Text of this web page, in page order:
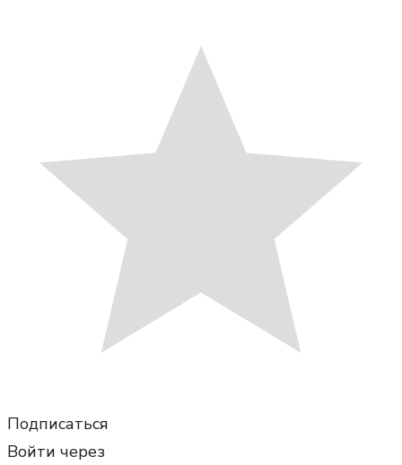
Подписаться
Войти через